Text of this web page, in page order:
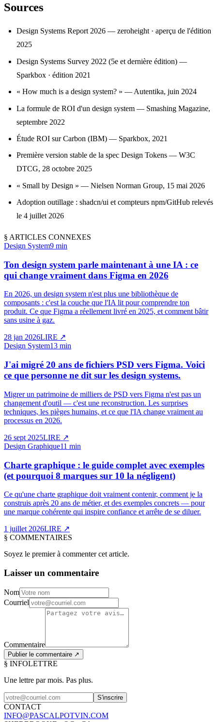
Sources
Design Systems Report 2026 — zeroheight· aperçu de l'édition
2025
Design Systems Survey 2022 (5e et dernière édition) —
Sparkbox· édition 2021
« How much is a design system? » — Autentika, juin 2024
La formule de ROI d'un design system — Smashing Magazine,
septembre 2022
Étude ROI sur Carbon (IBM) — Sparkbox, 2021
Première version stable de la spec Design Tokens — W3C
DTCG, 28 octobre 2025
« Small by Design » — Nielsen Norman Group, 15 mai 2026
Adoption outillage : shadcn/ui et compteurs npm/GitHub relevés
le 4 juillet 2026
§ ARTICLES CONNEXES
Design System9 min
Ton design system parle maintenant à une IA : ce
qui change vraiment dans Figma en 2026
En 2026, un design system n'est plus une bibliothèque de
composants : c'est la couche que l'IA lit pour comprendre ton
produit. Ce que Figma a réellement livré en 2025, et comment bâtir
sans usine à gaz.
28 jan 2026LIRE ↗
Design System13 min
J'ai migré 20 ans de fichiers PSD vers Figma. Voici
ce que personne ne dit sur les design systems.
Migrer un patrimoine de milliers de PSD vers Figma n'est pas un
changement d'outil — c'est une reconstruction. Les surprises
techniques, les pièges humains, et ce que l'IA change vraiment au
processus en 2026.
26 sept 2025LIRE ↗
Design Graphique11 min
Charte graphique : le guide complet avec exemples
(et pourquoi 8 marques sur 10 la négligent)
Ce qu'une charte graphique doit vraiment contenir, comment je la
construis après 20 ans de métier, et des exemples concrets — pour
une marque cohérente qui inspire confiance et arrête de se diluer.
1 juillet 2026LIRE ↗
§ COMMENTAIRES
Soyez le premier à commenter cet article.
Laisser un commentaire
Nom
Courriel
Commentaire
Publier le commentaire ↗
§ INFOLETTRE
Une lettre par mois. Pas plus.
S'inscrire
CONTACT
INFO@PASCALPOTVIN.COM